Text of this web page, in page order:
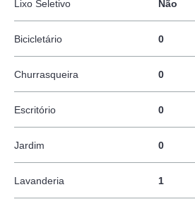
Lixo Seletivo Não
Bicicletário 0
Churrasqueira 0
Escritório 0
Jardim 0
Lavanderia 1